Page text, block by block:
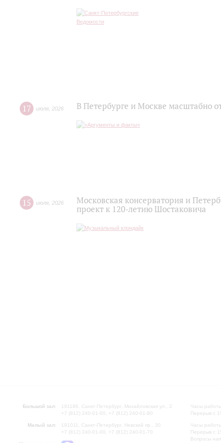
17 июля 2026 В Петербурге и Москве масштабно
15 июля 2026
Московская консерватория и
проект к 120-летию Шостаковича
Большой зал:
191186, Санкт-Петербург, Михайловская ул., 2
+7 (812) 240-01-00, +7 (812) 240-01-80
Малый зал:
191011, Санкт-Петербург, Невский пр., 30
+7 (812) 240-01-00, +7 (812) 240-01-70
Часы
Перерыв с
Часы
Перерыв с
Вопросы